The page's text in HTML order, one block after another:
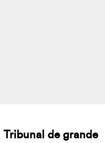
de grande